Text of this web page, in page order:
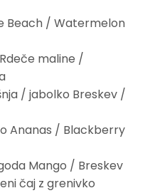
Beach / Watermelon
maline /
/ jabolko Breskev /
Ananas / Blackberry
Mango / Breskev
čaj z grenivko